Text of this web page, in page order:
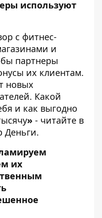
используют
с фитнес-
и
партнеры
их клиентам.
новых
Какой
и как выгодно
» - читайте в
Деньги.
их